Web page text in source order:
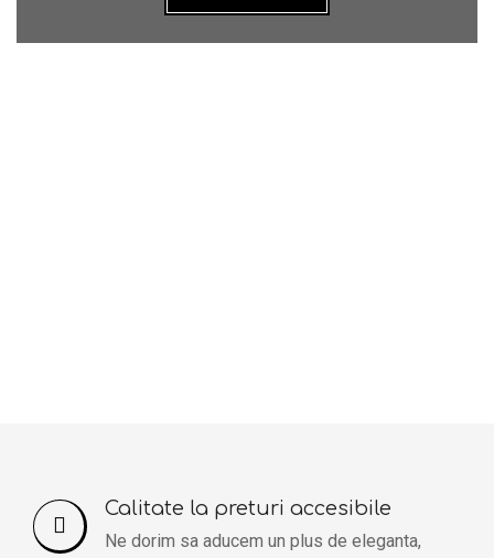
Calitate la preturi accesibile
Ne dorim sa aducem un plus de eleganta,